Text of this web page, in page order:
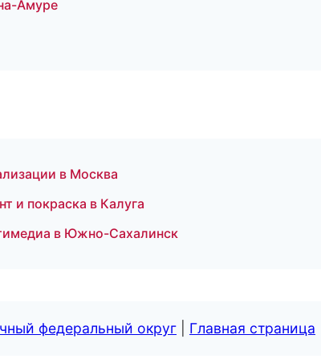
Амуре
в Москва
и покраска в Калуга
в Южно-Сахалинск
федеральный округ Главная страница